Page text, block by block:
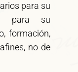
para su
para su
formación,
no de